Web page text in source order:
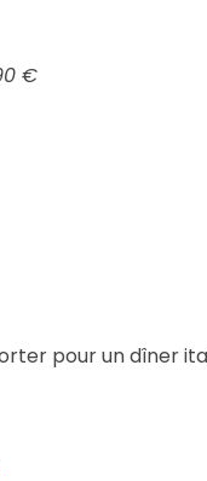
€
pour un dîner